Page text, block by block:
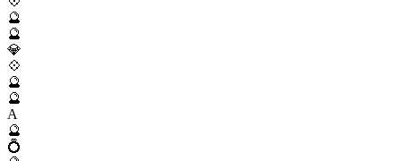
🔮
🔮
💎
💠
🔮
🔮
A
🔮
💍